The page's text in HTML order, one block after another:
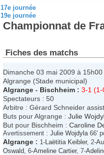
17e journée
19e journée
Championnat de
Fiches des matchs
Dimanche 03 mai 2009 à 15h00
Algrange (Stade municipal)
Algrange - Bischheim : 3-1 (1-
Spectateurs : 50
Arbitre : Gérard Schneider
Buts pour Algrange : Julie
But pour Bischheim : Caroline
Avertissement : Julie Wojdyla 66'
Algrange : 1- Laëtitia Keibler, 2-
Oswald , 6-Ameline Cartier, 7-